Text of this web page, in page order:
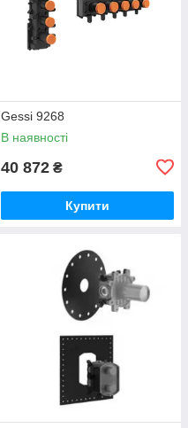
Gessi 9268
В наявності
40 872 ₴
Купити